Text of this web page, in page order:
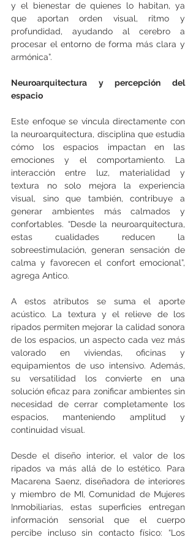
y el bienestar de quienes lo habitan, ya
que aportan orden visual, ritmo y
profundidad, ayudando al cerebro a
procesar el entorno de forma más clara y
armónica”.
Neuroarquitectura y percepción del
espacio
Este enfoque se vincula directamente con
la neuroarquitectura, disciplina que estudia
cómo los espacios impactan en las
emociones y el comportamiento. La
interacción entre luz, materialidad y
textura no solo mejora la experiencia
visual, sino que también, contribuye a
generar ambientes más calmados y
confortables. “Desde la neuroarquitectura,
estas cualidades reducen la
sobreestimulación, generan sensación de
calma y favorecen el confort emocional”,
agrega Antico.
A estos atributos se suma el aporte
acústico. La textura y el relieve de los
ripados permiten mejorar la calidad sonora
de los espacios, un aspecto cada vez más
valorado en viviendas, oficinas y
equipamientos de uso intensivo. Además,
su versatilidad los convierte en una
solución eficaz para zonificar ambientes sin
necesidad de cerrar completamente los
espacios, manteniendo amplitud y
continuidad visual.
Desde el diseño interior, el valor de los
ripados va más allá de lo estético. Para
Macarena Saenz, diseñadora de interiores
y miembro de MI, Comunidad de Mujeres
Inmobiliarias, estas superficies entregan
información sensorial que el cuerpo
percibe incluso sin contacto físico: “Los